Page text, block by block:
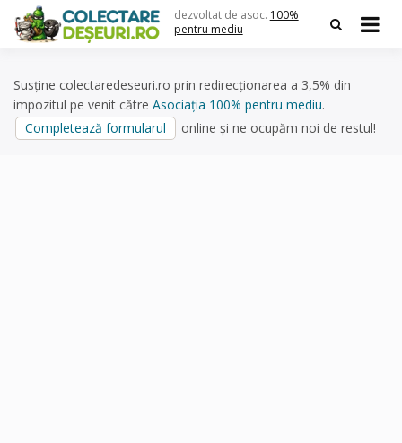
content
dezvoltat de asoc. 100%
pentru mediu
Susține colectaredeseuri.ro prin redirecționarea a 3,5% din
impozitul pe venit către Asociația 100% pentru mediu.
Completează formularul
online și ne ocupăm noi de restul!